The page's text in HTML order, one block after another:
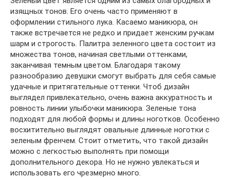
изящных тонов. Его очень часто применяют в
оформлении стильного лука. Касаемо маникюра, он
также встречается не редко и придает женским ручкам
шарм и строгость. Палитра зеленного цвета состоит из
множества тонов, начиная светлыми оттенками,
заканчивая темным цветом. Благодаря такому
разнообразию девушки смогут выбрать для себя самые
удачные и притягательные оттенки. Чтоб дизайн
выглядел привлекательно, очень важна аккуратность и
ровность линии улыбочки маникюра. Зеленые тона
подходят для любой формы и длины ноготков. Особенно
восхитительно выглядят овальные длинные ноготки с
зеленым френчем. Стоит отметить, что такой дизайн
можно с легкостью выполнять при помощи
дополнительного декора. Но не нужно увлекаться и
использовать его чрезмерно много.